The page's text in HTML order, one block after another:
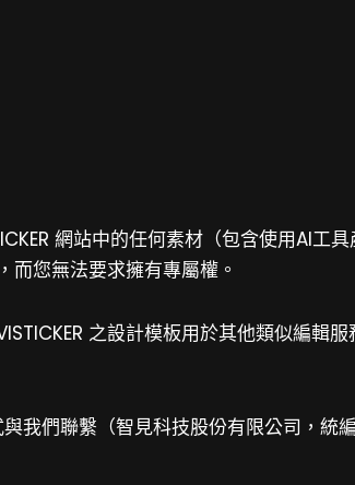
網站中的任何素材（包含使用AI工
而您無法要求擁有專屬權。
之設計模板用於其他類似編輯
們聯繫（智見科技股份有限公司，統編